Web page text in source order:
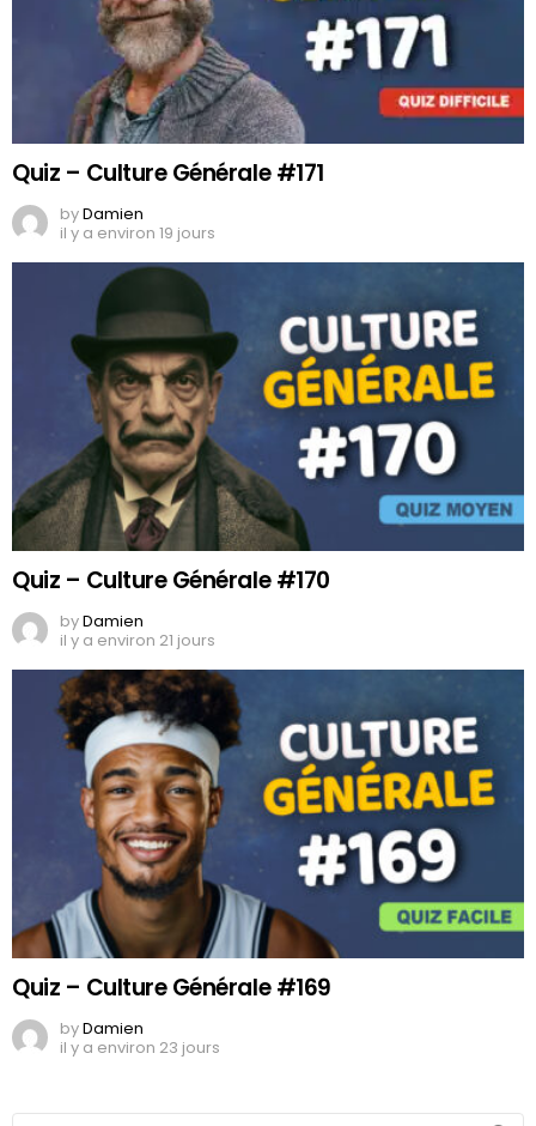
Quiz – Culture Générale #171
byDamien
il y a environ 19 jours
Quiz – Culture Générale #170
byDamien
il y a environ 21 jours
Quiz – Culture Générale #169
byDamien
il y a environ 23 jours